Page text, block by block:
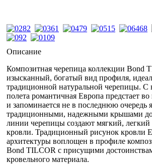
Описание
Композитная черепица коллекции Bond
изысканный, богатый вид профиля,
традиционной натуральной черепицы. С
полета романтичная Европа предстает во
и запоминается не в последнюю очередь
традиционными, надежными крышами
линии черепицы создают мягкий,
кровли. Традиционный рисунок кровли
архитектуры воплощен в профиле
Bond TILCOR с присущими
кровельного материала.